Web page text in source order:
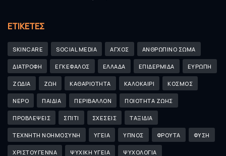
ΕΤΙΚΈΤΕΣ
SKINCARE SOCIAL MEDIA ΑΓΧΟΣ ΑΝΘΡΩΠΙΝΟ ΣΩΜΑ
ΔΙΑΤΡΟΦΗ ΕΓΚΕΦΑΛΟΣ ΕΛΛΑΔΑ ΕΠΙΔΕΡΜΙΔΑ ΕΥΡΩΠΗ
ΖΩΔΙΑ ΖΩΗ ΚΑΘΑΡΙΟΤΗΤΑ ΚΑΛΟΚΑΙΡΙ ΚΟΣΜΟΣ
ΝΕΡΟ ΠΑΙΔΙΑ ΠΕΡΙΒΑΛΛΟΝ ΠΟΙΟΤΗΤΑ ΖΩΗΣ
ΠΡΟΒΛΕΨΕΙΣ ΣΠΙΤΙ ΣΧΕΣΕΙΣ ΤΑΞΙΔΙΑ
ΤΕΧΝΗΤΗ ΝΟΗΜΟΣΥΝΗ ΥΓΕΙΑ ΥΠΝΟΣ ΦΡΟΥΤΑ ΦΥΣΗ
ΧΡΙΣΤΟΥΓΕΝΝΑ ΨΥΧΙΚΗ ΥΓΕΙΑ ΨΥΧΟΛΟΓΙΑ